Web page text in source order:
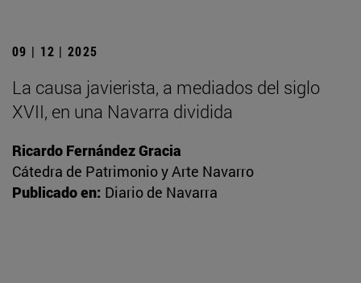
09 | 12 | 2025
La causa javierista, a mediados del siglo
XVII, en una Navarra dividida
Ricardo Fernández Gracia
Cátedra de Patrimonio y Arte Navarro
Publicado en: Diario de Navarra